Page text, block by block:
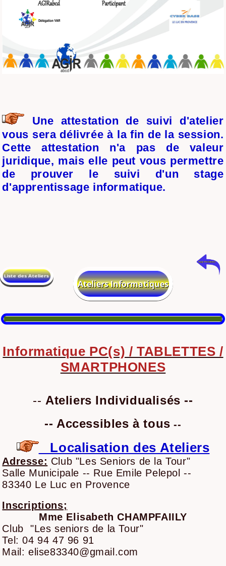
Une attestation de suivi d'atelier
vous sera délivrée à la fin de la session.
Cette attestation n'a pas de valeur
juridique, mais elle peut vous permettre
de prouver le suivi d'un stage
d'apprentissage informatique.
Informatique PC(s) / TABLETTES /
SMARTPHONES
-- Ateliers Individualisés --
-- Accessibles à tous --
Localisation des Ateliers
Adresse: Club "Les Seniors de la Tour"
Salle Municipale -- Rue Emile Pelepol --
83340 Le Luc en Provence
Inscriptions;
Mme Elisabeth CHAMPFAIILY
Club "Les seniors de la Tour"
Tel: 04 94 47 96 91
Mail: elise83340@gmail.com